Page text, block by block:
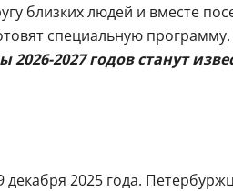
близких людей и вместе
специальную программу.
2027 годов станут
2025 года.